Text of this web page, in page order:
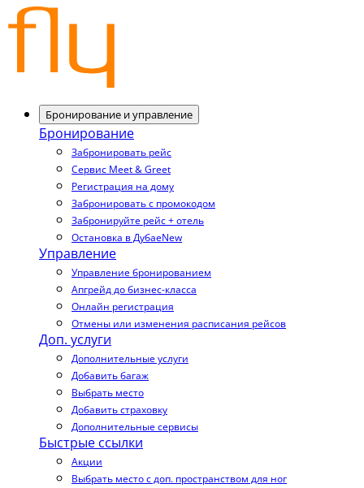
Бронирование и управление
Бронирование
Забронировать рейс
Сервис Meet & Greet
Регистрация на дому
Забронировать с промокодом
Забронируйте рейс + отель
Остановка в ДубаеNew
Управление
Управление бронированием
Апгрейд до бизнес-класса
Онлайн регистрация
Отмены или изменения расписания рейсов
Доп. услуги
Дополнительные услуги
Добавить багаж
Выбрать место
Добавить страховку
Дополнительные сервисы
Быстрые ссылки
Акции
Выбрать место с доп. пространством для ног